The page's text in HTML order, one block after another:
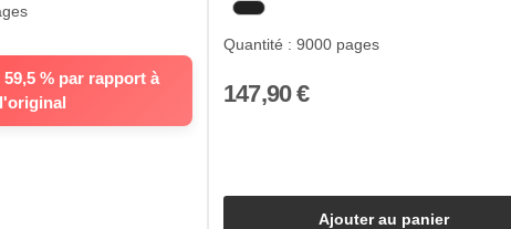
% par rapport à
Quantité : 9000 pages
147,90 €
Ajouter au panier